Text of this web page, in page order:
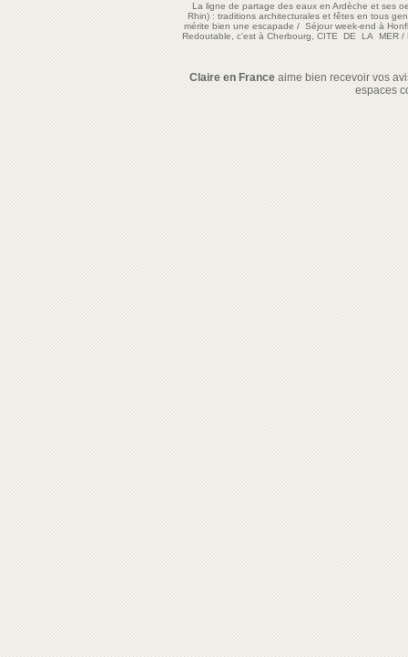
La ligne de partage des eaux en Ardèche et ses
Rhin) : traditions architecturales et fêtes en tous
mérite bien une escapade/Séjour week-end à
Redoutable, c'est à Cherbourg, CITE DE LA MER/
Claire en Franceaime bien recevoir vos
espaces